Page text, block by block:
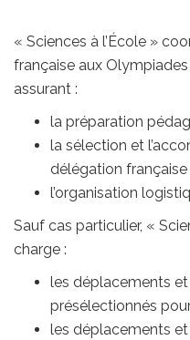
« Sciences à l’École »
française aux
assurant :
la préparation
la sélection et
délégation française
l’organisation
Sauf cas particulier, «
charge :
les déplacements et
présélectionnés
les déplacements et